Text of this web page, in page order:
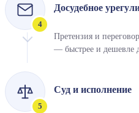
4
Досудебное
Претензия и
— быстрее и дешевле
5
Суд и исполнение